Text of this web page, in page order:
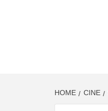
HOME CINE